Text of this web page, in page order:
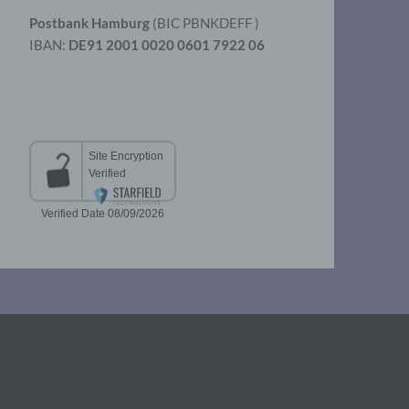
Postbank Hamburg (BIC PBNKDEFF )
IBAN: DE91 2001 0020 0601 7922 06